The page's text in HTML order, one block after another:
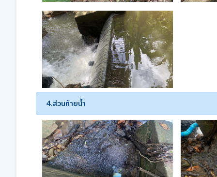
4.ส่วนท้ายน้ำ